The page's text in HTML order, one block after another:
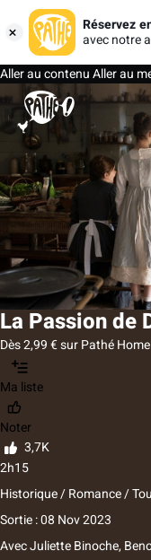
Réservez
avec notre
Aller au contenuAller au
La Passion de
Dès 2,99 € sur Pathé Home
Ma liste
Noter
3,7K
2h15
Historique / Romance /
Sortie : 08 Nov 2023
AvecJuliette Binoche,